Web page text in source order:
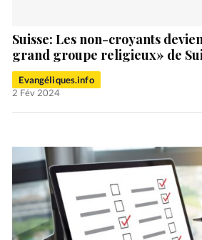
Suisse: Les non-croyants
grand groupe religieux» de
Evangéliques.info
2 Fév 2024